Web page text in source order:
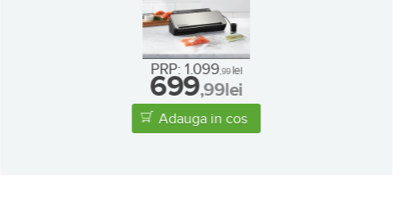
•in stoc
PRP: 999,99lei
549,99lei
Adauga in cos